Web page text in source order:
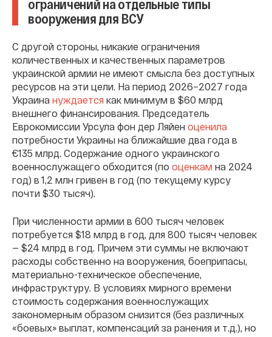
ограничений на отдельные типы
вооружения для ВСУ
С другой стороны, никакие ограничения
количественных и качественных параметров
украинской армии не имеют смысла без доступных
ресурсов на эти цели. На период 2026–2027 года
Украина нуждается как минимум в $60 млрд
внешнего финансирования. Председатель
Еврокомиссии Урсула фон дер Ляйен оценила
потребности Украины на ближайшие два года в
€135 млрд. Содержание одного украинского
военнослужащего обходится (по оценкам на 2024
год) в 1,2 млн гривен в год (по текущему курсу
почти $30 тысяч).
При численности армии в 600 тысяч человек
потребуется $18 млрд в год, для 800 тысяч человек
— $24 млрд в год. Причем эти суммы не включают
расходы собственно на вооружения, боеприпасы,
материально-техническое обеспечение,
инфраструктуру. В условиях мирного времени
стоимость содержания военнослужащих
закономерным образом снизится (без различных
«боевых» выплат, компенсаций за ранения и т.д.), но